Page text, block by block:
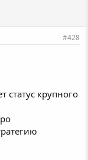
#428
статус крупного